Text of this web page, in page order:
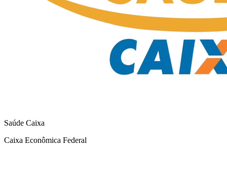
Saúde Caixa
Caixa Econômica Federal